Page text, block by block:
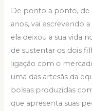
De ponto a ponto, de
anos, vai escrevendo
ela deixou a sua vida
de sustentar os dois
ligação com o
uma das artesãs da
bolsas produzidas
que apresenta suas